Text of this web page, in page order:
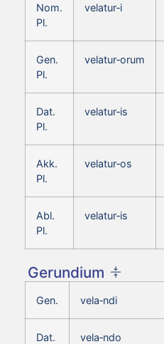
Nom.
Pl.
velatur‑i
Gen.
Pl.
velatur‑orum
Dat.
Pl.
velatur‑is
Akk.
Pl.
velatur‑os
Abl.
Pl.
velatur‑is
Gerundium
Gen. vela‑ndi
Dat. vela‑ndo